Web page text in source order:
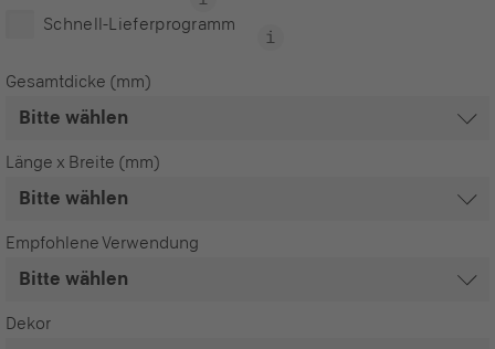
Schnell-Lieferprogramm
Gesamtdicke (mm)
Länge x Breite (mm)
Empfohlene Verwendung
Dekor